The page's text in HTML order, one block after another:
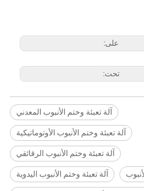
على:
تحت:
آلة تعبئة وختم الأنبوب المعدني
آلة تعبئة وختم الأنبوب الأوتوماتيكية
آلة تعبئة وختم الأنبوب الرقائقي
آلة تعبئة وختم الأنبوب اليدوية